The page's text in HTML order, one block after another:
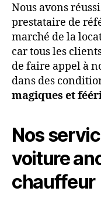
Nous avons
prestataire de
marché de la
car tous les
de faire appel à
dans des
magiques et
Nos
voiture
chauffeur